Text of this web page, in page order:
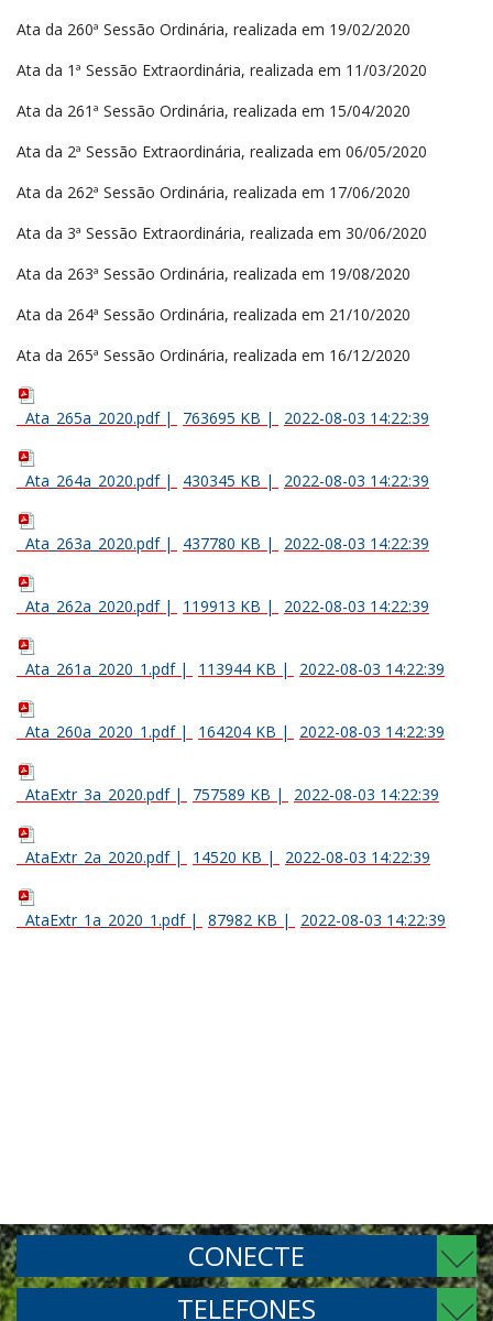
Ata da 260ª Sessão Ordinária, realizada em 19/02/2020
Ata da 1ª Sessão Extraordinária, realizada em 11/03/2020
Ata da 261ª Sessão Ordinária, realizada em 15/04/2020
Ata da 2ª Sessão Extraordinária, realizada em 06/05/2020
Ata da 262ª Sessão Ordinária, realizada em 17/06/2020
Ata da 3ª Sessão Extraordinária, realizada em 30/06/2020
Ata da 263ª Sessão Ordinária, realizada em 19/08/2020
Ata da 264ª Sessão Ordinária, realizada em 21/10/2020
Ata da 265ª Sessão Ordinária, realizada em 16/12/2020
Ata_265a_2020.pdf| 763695 KB | 2022-08-03 14:22:39
Ata_264a_2020.pdf| 430345 KB | 2022-08-03 14:22:39
Ata_263a_2020.pdf| 437780 KB | 2022-08-03 14:22:39
Ata_262a_2020.pdf| 119913 KB | 2022-08-03 14:22:39
Ata_261a_2020_1.pdf| 113944 KB | 2022-08-03 14:22:39
Ata_260a_2020_1.pdf| 164204 KB | 2022-08-03 14:22:39
AtaExtr_3a_2020.pdf| 757589 KB | 2022-08-03 14:22:39
AtaExtr_2a_2020.pdf| 14520 KB | 2022-08-03 14:22:39
AtaExtr_1a_2020_1.pdf| 87982 KB | 2022-08-03 14:22:39
CONECTE
TELEFONES